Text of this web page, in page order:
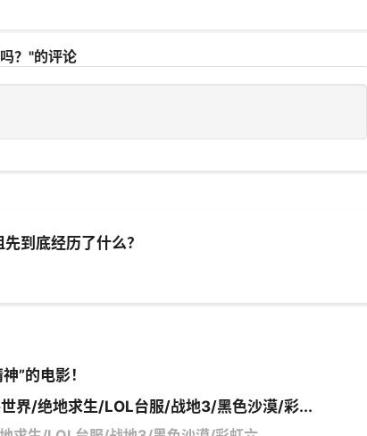
？"的评论
到底经历了什么？
”的电影！
界/绝地求生/LOL台服/战地3/黑色沙漠/彩...